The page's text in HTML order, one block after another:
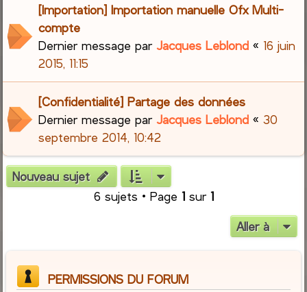
[Importation] Importation manuelle Ofx Multi-
compte
Dernier message parJacques Leblond « 16 juin
2015, 11:15
[Confidentialité] Partage des données
Dernier message parJacques Leblond «30
septembre 2014, 10:42
Nouveau sujet
6 sujets • Page 1sur 1
Aller à
PERMISSIONS DU FORUM